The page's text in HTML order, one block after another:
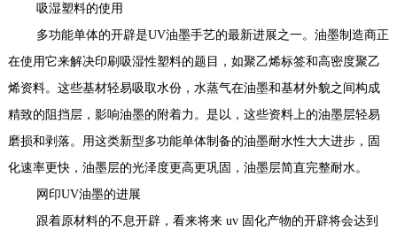
吸湿塑料的使用
多功能单体的开辟是UV油墨手艺的最新进展之一。油墨制造商正
在使用它来解决印刷吸湿性塑料的题目，如聚乙烯标签和高密度聚乙
烯资料。这些基材轻易吸取水份，水蒸气在油墨和基材外貌之间构成
精致的阻挡层，影响油墨的附着力。是以，这些资料上的油墨层轻易
磨损和剥落。用这类新型多功能单体制备的油墨耐水性大大进步，固
化速率更快，油墨层的光泽度更高更巩固，油墨层简直完整耐水。
网印UV油墨的进展
跟着原材料的不息开辟，看来将来 uv 固化产物的开辟将会达到